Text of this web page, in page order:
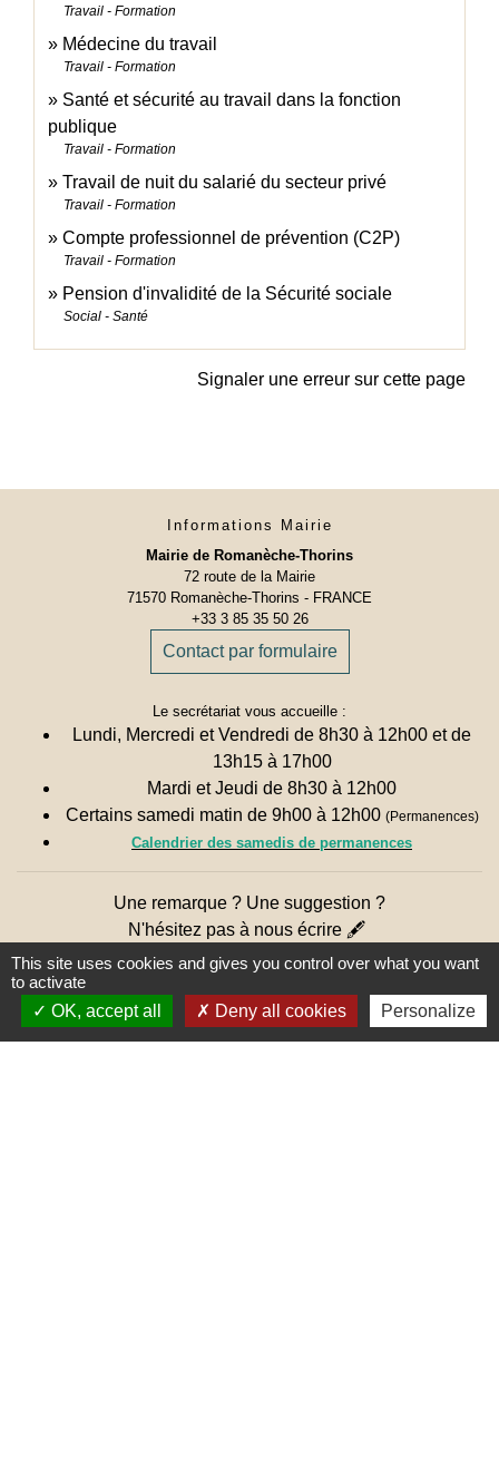
Travail - Formation
Médecine du travail
Travail - Formation
Santé et sécurité au travail dans la fonction
publique
Travail - Formation
Travail de nuit du salarié du secteur privé
Travail - Formation
Compte professionnel de prévention (C2P)
Travail - Formation
Pension d'invalidité de la Sécurité sociale
Social - Santé
Signaler une erreur sur cette page
Informations Mairie
Mairie de Romanèche-Thorins
72 route de la Mairie
71570 Romanèche-Thorins - FRANCE
+33 3 85 35 50 26
Contact par formulaire
Le secrétariat vous accueille :
Lundi, Mercredi et Vendredi de 8h30 à 12h00 et de
13h15 à 17h00
Mardi et Jeudi de 8h30 à 12h00
Certains samedi matin de 9h00 à 12h00 (Permanences)
Calendrier des samedis de permanences
Une remarque ? Une suggestion ?
N'hésitez pas à nous écrire 🖋
This site uses cookies and gives you control over what you want
to activate
OK, accept all
Deny all cookies Personalize